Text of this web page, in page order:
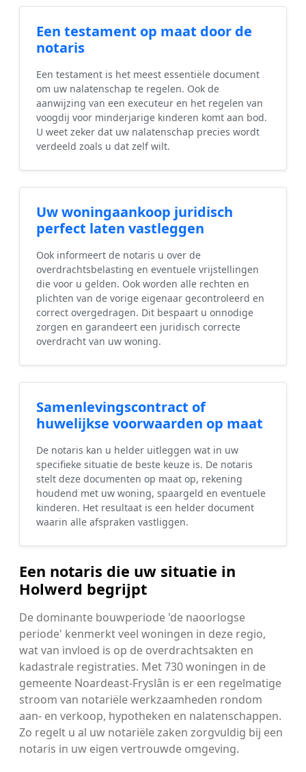
Een testament op maat door de
notaris
Een testament is het meest essentiële document
om uw nalatenschap te regelen. Ook de
aanwijzing van een executeur en het regelen van
voogdij voor minderjarige kinderen komt aan bod.
U weet zeker dat uw nalatenschap precies wordt
verdeeld zoals u dat zelf wilt.
Uw woningaankoop juridisch
perfect laten vastleggen
Ook informeert de notaris u over de
overdrachtsbelasting en eventuele vrijstellingen
die voor u gelden. Ook worden alle rechten en
plichten van de vorige eigenaar gecontroleerd en
correct overgedragen. Dit bespaart u onnodige
zorgen en garandeert een juridisch correcte
overdracht van uw woning.
Samenlevingscontract of
huwelijkse voorwaarden op maat
De notaris kan u helder uitleggen wat in uw
specifieke situatie de beste keuze is. De notaris
stelt deze documenten op maat op, rekening
houdend met uw woning, spaargeld en eventuele
kinderen. Het resultaat is een helder document
waarin alle afspraken vastliggen.
Een notaris die uw situatie in
Holwerd begrijpt
De dominante bouwperiode 'de naoorlogse
periode' kenmerkt veel woningen in deze regio,
wat van invloed is op de overdrachtsakten en
kadastrale registraties. Met 730 woningen in de
gemeente Noardeast-Fryslân is er een regelmatige
stroom van notariële werkzaamheden rondom
aan- en verkoop, hypotheken en nalatenschappen.
Zo regelt u al uw notariële zaken zorgvuldig bij een
notaris in uw eigen vertrouwde omgeving.